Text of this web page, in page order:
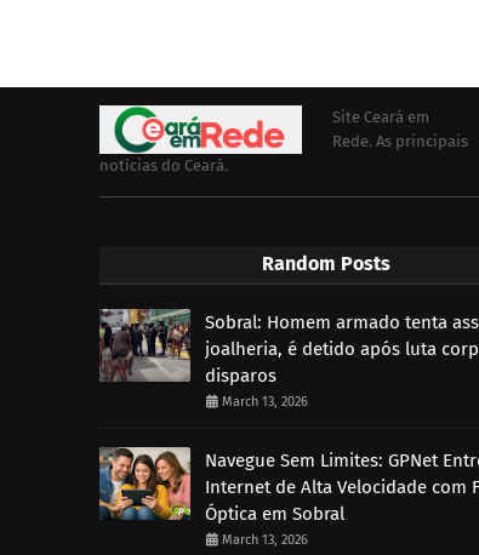
Site Ceará em
Rede. As principais
notícias do Ceará.
Random Posts
Sobral: Homem armado tenta
joalheria, é detido após luta
disparos
March 13, 2026
Navegue Sem Limites: GPNet
Internet de Alta Velocidade com
Óptica em Sobral
March 13, 2026